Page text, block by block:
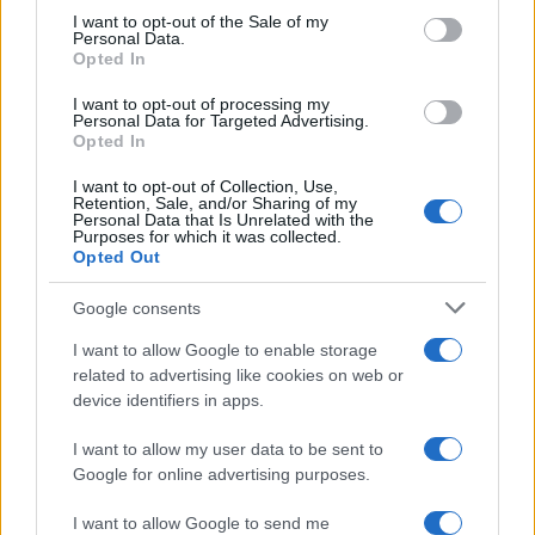
consent section.
I want to opt-out of the Sale of my
Personal Data.
Opted In
I want to opt-out of processing my
Personal Data for Targeted Advertising.
Opted In
I want to opt-out of Collection, Use,
Retention, Sale, and/or Sharing of my
Personal Data that Is Unrelated with the
Purposes for which it was collected.
Opted Out
Google consents
I want to allow Google to enable storage
related to advertising like cookies on web or
device identifiers in apps.
I want to allow my user data to be sent to
Google for online advertising purposes.
I want to allow Google to send me
ριζοσπαστική, ανανεωτική αριστερά», κατέληξε ο
Πάνος Σκουρλέτης.
Γιατί έφυγε από τον ΣΥΡΙΖΑ
Για το επιχείρημα του κ. Κασσελάκη ότι όσοι
αποχώρησαν το έκαναν γιατί έχασαν τις
εσωκομματικές εκλογές, απάντησε: «Εγώ
τουλάχιστον μιλάω για τον εαυτό μου. Έφυγα
από έναν χώρο ο οποίος, όπως σας είπα πριν,
είχε μεταλλαχθείαπό έναν χώρο που είχε χάσει
την ταυτότητά του. Διότι όταν απευθύνεσαι και
θέλεις να πείσεις τον κόσμο, πρέπει να ξέρεις
ποιος είσαι εσύ προηγουμένως, ποια είναι η
να εκφράσει τους προβληματισμούς της νέας